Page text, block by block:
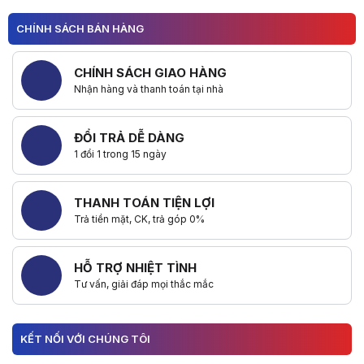
CHÍNH SÁCH BÁN HÀNG
CHÍNH SÁCH GIAO HÀNG
Nhận hàng và thanh toán tại nhà
ĐỔI TRẢ DỄ DÀNG
1 đổi 1 trong 15 ngày
THANH TOÁN TIỆN LỢI
Trả tiền mặt, CK, trả góp 0%
HỖ TRỢ NHIỆT TÌNH
Tư vấn, giải đáp mọi thắc mắc
KẾT NỐI VỚI CHÚNG TÔI